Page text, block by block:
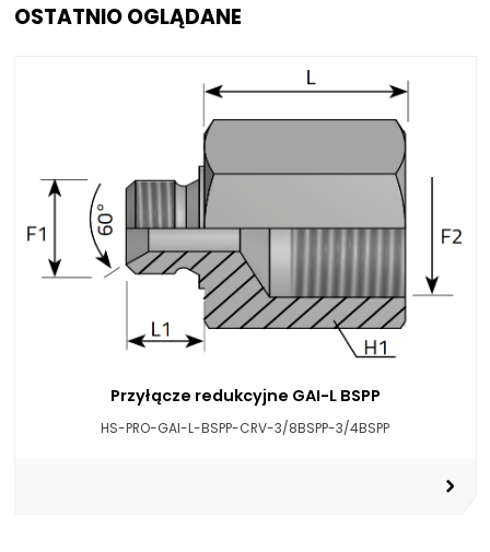
OSTATNIO OGLĄDANE
Przyłącze redukcyjne GAI-L BSPP
HS-PRO-GAI-L-BSPP-CRV-3/8BSPP-3/4BSPP